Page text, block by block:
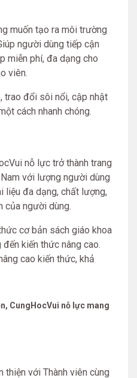
muốn tạo ra môi trường
người dùng tiếp cận
miễn phí, đa dạng cho
viên.
trao đổi sôi nổi, cập nhật
cách nhanh chóng.
nỗ lực trở thành trang
với lượng người dùng
liệu đa dạng, chất lượng,
của người dùng.
cơ bản sách giáo khoa
kiến thức nâng cao.
cao kiến thức, khả
CungHocVui nỗ lực mang
thiện với Thành viên cùng